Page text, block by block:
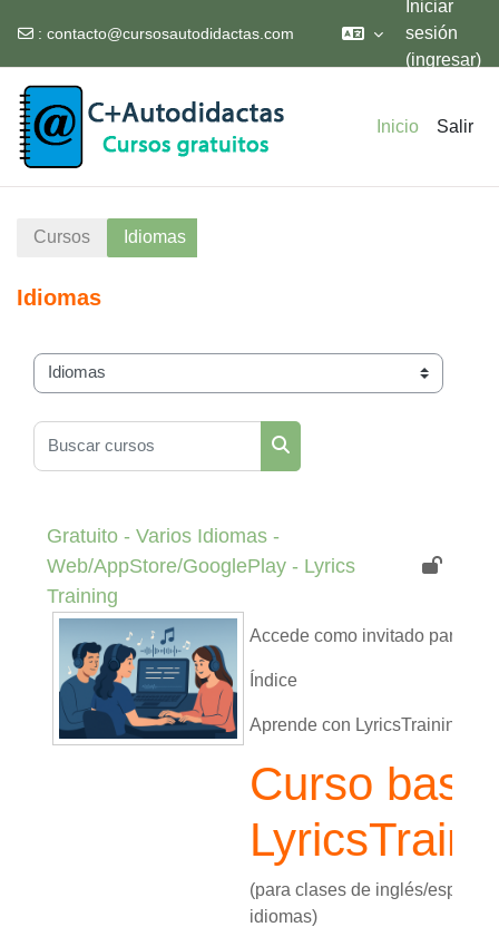
: contacto@cursosautodidactas.com
Iniciar
sesión
(ingresar)
Inicio Salir
Cursos Idiomas
Idiomas
Categorías
Buscar cursos
Buscar cursos
Gratuito - Varios Idiomas -
Web/AppStore/GooglePlay - Lyrics
Training
Accede como invitado para ver
Índice
Aprende con LyricsTraining
Curso
(para clases de inglés/español
idiomas)